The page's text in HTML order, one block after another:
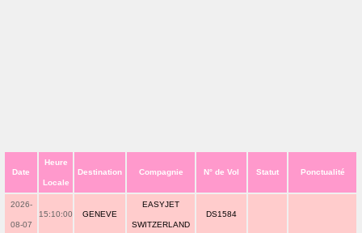
Date
Heure
Locale
Destination Compagnie N° de Vol Statut Ponctualité
2026-
08-07
15:10:00 GENEVE
EASYJET
SWITZERLAND
DS1584